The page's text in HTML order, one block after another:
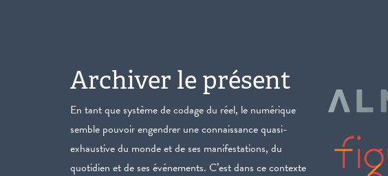
Archiver le présent
En tant que système de codage du réel, le numérique
semble pouvoir engendrer une connaissance quasi-
exhaustive du monde et de ses manifestations, du
quotidien et de ses événements. C’est dans ce contexte